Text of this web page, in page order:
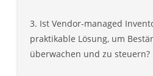
3. Ist Vendor-managed
praktikable Lösung, um
überwachen und zu steuern?